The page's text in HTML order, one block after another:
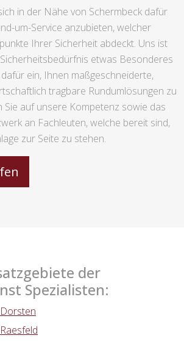
in der Nähe von Schermbeck dafür
um-Service anzubieten, welcher
Ihrer Sicherheit abdeckt. Uns ist
etwas Besonderes
ein, Ihnen maßgeschneiderte,
tragbare Rundumlösungen zu
Sie auf unsere Kompetenz sowie das
an Fachleuten, welche bereit sind,
zur Seite zu stehen.
der
Spezialisten: